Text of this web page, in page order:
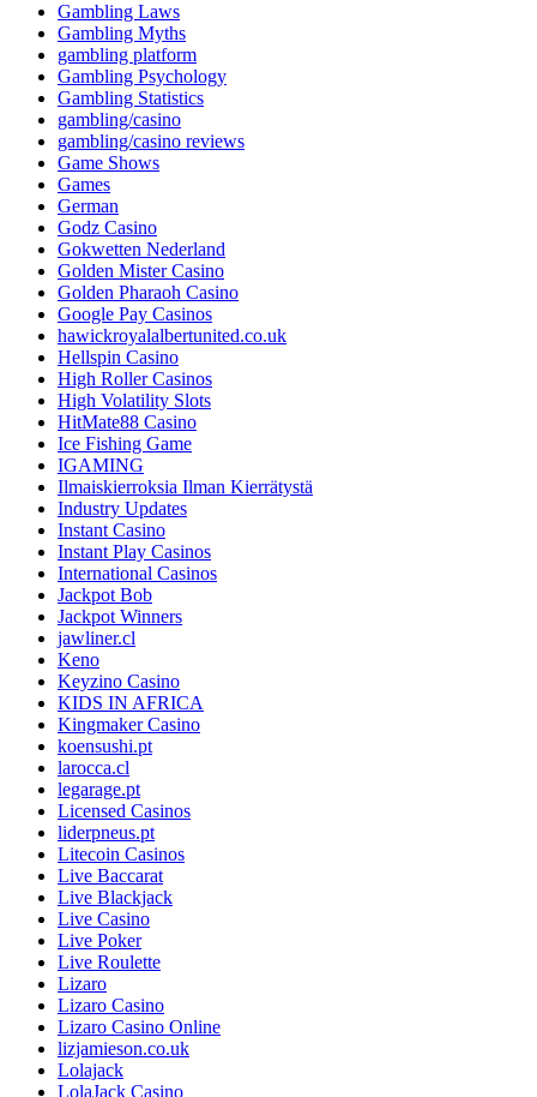
Gambling Laws
Gambling Myths
gambling platform
Gambling Psychology
Gambling Statistics
gambling/casino
gambling/casino reviews
Game Shows
Games
German
Godz Casino
Gokwetten Nederland
Golden Mister Casino
Golden Pharaoh Casino
Google Pay Casinos
hawickroyalalbertunited.co.uk
Hellspin Casino
High Roller Casinos
High Volatility Slots
HitMate88 Casino
Ice Fishing Game
IGAMING
Ilmaiskierroksia Ilman Kierrätystä
Industry Updates
Instant Casino
Instant Play Casinos
International Casinos
Jackpot Bob
Jackpot Winners
jawliner.cl
Keno
Keyzino Casino
KIDS IN AFRICA
Kingmaker Casino
koensushi.pt
larocca.cl
legarage.pt
Licensed Casinos
liderpneus.pt
Litecoin Casinos
Live Baccarat
Live Blackjack
Live Casino
Live Poker
Live Roulette
Lizaro
Lizaro Casino
Lizaro Casino Online
lizjamieson.co.uk
Lolajack
LolaJack Casino